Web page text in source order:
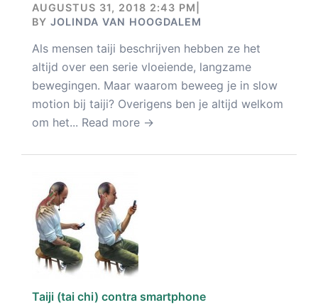
AUGUSTUS 31, 2018 2:43 PM
BY JOLINDA VAN HOOGDALEM
Als mensen taiji beschrijven hebben ze het
altijd over een serie vloeiende, langzame
bewegingen. Maar waarom beweeg je in slow
motion bij taiji? Overigens ben je altijd welkom
om het... Read more →
Taiji (tai chi) contra smartphone